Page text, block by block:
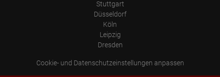
Stuttgart
Düsseldorf
Köln
Leipzig
Dresden
Cookie- und Datenschutzeinstellungen anpassen